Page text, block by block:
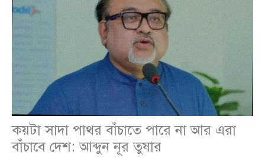
কয়টা সাদা পাথর বাঁচাতে পারে না আর এরা
বাঁচাবে দেশ: আব্দুন নূর তুষার